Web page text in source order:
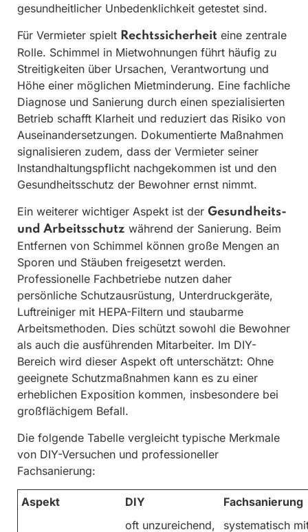
gesundheitlicher Unbedenklichkeit getestet sind.
Für Vermieter spielt Rechtssicherheit eine zentrale
Rolle. Schimmel in Mietwohnungen führt häufig zu
Streitigkeiten über Ursachen, Verantwortung und
Höhe einer möglichen Mietminderung. Eine fachliche
Diagnose und Sanierung durch einen spezialisierten
Betrieb schafft Klarheit und reduziert das Risiko von
Auseinandersetzungen. Dokumentierte Maßnahmen
signalisieren zudem, dass der Vermieter seiner
Instandhaltungspflicht nachgekommen ist und den
Gesundheitsschutz der Bewohner ernst nimmt.
Ein weiterer wichtiger Aspekt ist der Gesundheits-
und Arbeitsschutz während der Sanierung. Beim
Entfernen von Schimmel können große Mengen an
Sporen und Stäuben freigesetzt werden.
Professionelle Fachbetriebe nutzen daher
persönliche Schutzausrüstung, Unterdruckgeräte,
Luftreiniger mit HEPA-Filtern und staubarme
Arbeitsmethoden. Dies schützt sowohl die Bewohner
als auch die ausführenden Mitarbeiter. Im DIY-
Bereich wird dieser Aspekt oft unterschätzt: Ohne
geeignete Schutzmaßnahmen kann es zu einer
erheblichen Exposition kommen, insbesondere bei
großflächigem Befall.
Die folgende Tabelle vergleicht typische Merkmale
von DIY-Versuchen und professioneller
Fachsanierung:
Aspekt DIY
Fachsanierung
oft unzureichend,
systematisch